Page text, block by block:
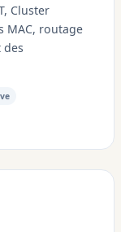
Cluster
MAC, routage